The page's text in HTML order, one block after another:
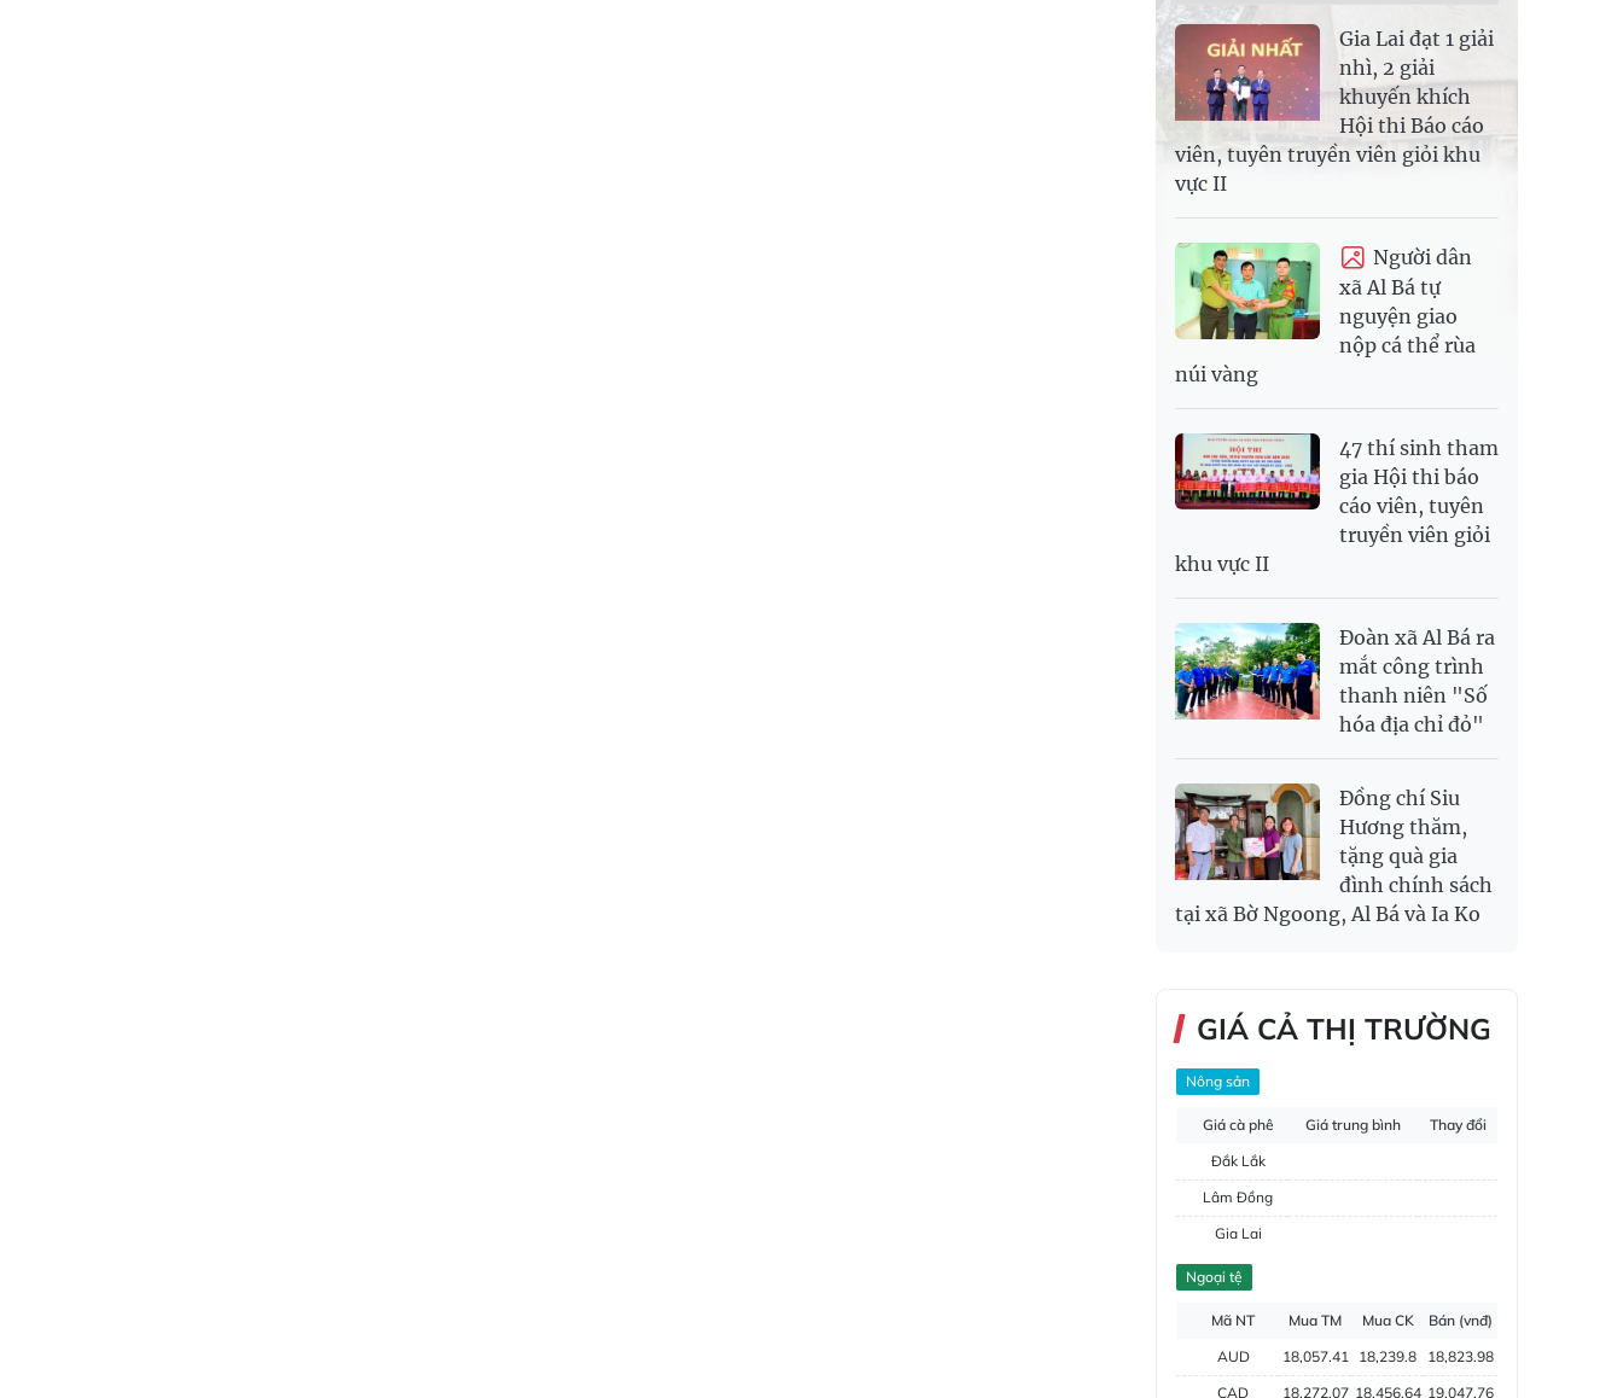
Gia Lai đạt 1 giải
nhì, 2 giải
khuyến khích
Hội thi Báo cáo
viên, tuyên truyền viên giỏi khu
vực II
Người dân
xã Al Bá tự
nguyện giao
nộp cá thể rùa
núi vàng
47 thí sinh tham
gia Hội thi báo
cáo viên, tuyên
truyền viên giỏi
khu vực II
Đoàn xã Al Bá ra
mắt công trình
thanh niên "Số
hóa địa chỉ đỏ"
Đồng chí Siu
Hương thăm,
tặng quà gia
đình chính sách
tại xã Bờ Ngoong, Al Bá và Ia Ko
GIÁ CẢ THỊ TRƯỜNG
Nông sản
Giá cà phê Giá trung bình
Thay đổi
Đắk Lắk
Lâm Đồng
Gia Lai
Đắk Nông
Ngoại tệ
Mã NT Mua TM Mua CK
Bán (vnđ)
AUD
18,057.41 18,239.8
18,823.98
CAD
18,272.07 18,456.64 19,047.76